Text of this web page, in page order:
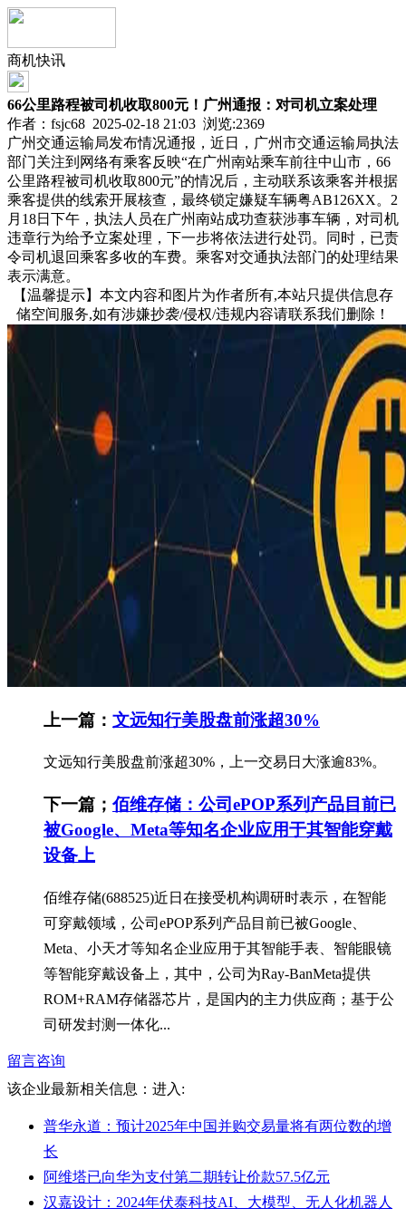
商机快讯
66公里路程被司机收取800元！广州通报：对司机立案处理
作者：fsjc68 2025-02-18 21:03 浏览:2369
广州交通运输局发布情况通报，近日，广州市交通运输局执法
部门关注到网络有乘客反映“在广州南站乘车前往中山市，66
公里路程被司机收取800元”的情况后，主动联系该乘客并根据
乘客提供的线索开展核查，最终锁定嫌疑车辆粤AB126XX。2
月18日下午，执法人员在广州南站成功查获涉事车辆，对司机
违章行为给予立案处理，下一步将依法进行处罚。同时，已责
令司机退回乘客多收的车费。乘客对交通执法部门的处理结果
表示满意。
【温馨提示】本文内容和图片为作者所有,本站只提供信息存
储空间服务,如有涉嫌抄袭/侵权/违规内容请联系我们删除！
上一篇： 文远知行美股盘前涨超30%
文远知行美股盘前涨超30%，上一交易日大涨逾83%。
下一篇； 佰维存储：公司ePOP系列产品目前已
被Google、Meta等知名企业应用于其智能穿戴
设备上
佰维存储(688525)近日在接受机构调研时表示，在智能
可穿戴领域，公司ePOP系列产品目前已被Google、
Meta、小天才等知名企业应用于其智能手表、智能眼镜
等智能穿戴设备上，其中，公司为Ray-BanMeta提供
ROM+RAM存储器芯片，是国内的主力供应商；基于公
司研发封测一体化...
留言咨询
该企业最新相关信息： 进入:
普华永道：预计2025年中国并购交易量将有两位数的增
长
阿维塔已向华为支付第二期转让价款57.5亿元
汉嘉设计：2024年伏泰科技AI、大模型、无人化机器人